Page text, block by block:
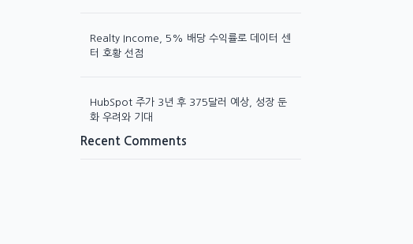
Realty Income, 5% 배당 수익률로 데이터 센
터 호황 선점
HubSpot 주가 3년 후 375달러 예상, 성장 둔
화 우려와 기대
Recent Comments